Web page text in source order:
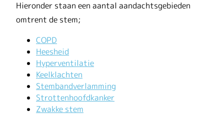
Hieronder staan een aantal aandachtsgebieden
omtrent de stem;
COPD
Heesheid
Hyperventilatie
Keelklachten
Stembandverlamming
Strottenhoofdkanker
Zwakke stem